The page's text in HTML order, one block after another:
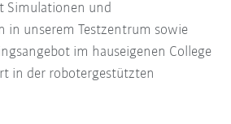
Simulationen und
in unserem Testzentrum sowie
im hauseigenen College
in der robotergestützten